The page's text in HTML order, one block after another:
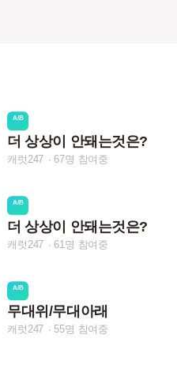
A/B
더 상상이 안돼는것은?
캐럿247 67명 참여중
A/B
더 상상이 안돼는것은?
캐럿247 61명 참여중
A/B
무대위/무대아래
캐럿247 55명 참여중